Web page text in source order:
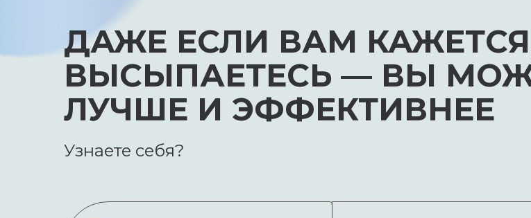
ДАЖЕ ЕСЛИ ВАМ
ВЫСЫПАЕТЕСЬ — ВЫ
ЛУЧШЕ И ЭФФЕКТИВНЕЕ
Узнаете себя?